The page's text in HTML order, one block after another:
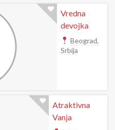
Vredna
devojka
Beograd,
Srbija
Atraktivna
Vanja